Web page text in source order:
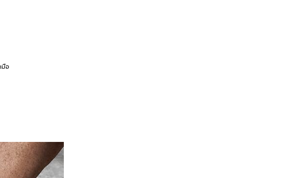
มือ